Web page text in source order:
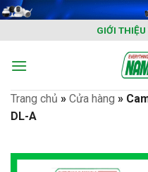
Skip
content
GIỚI
Trang chủ » Cửa hàng »
DL-A